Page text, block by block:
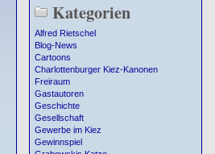
Kategorien
Alfred Rietschel
Blog-News
Cartoons
Charlottenburger Kiez-Kanonen
Freiraum
Gastautoren
Geschichte
Gesellschaft
Gewerbe im Kiez
Gewinnspiel